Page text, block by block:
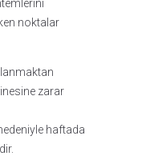
noktalar
zarar
haftada